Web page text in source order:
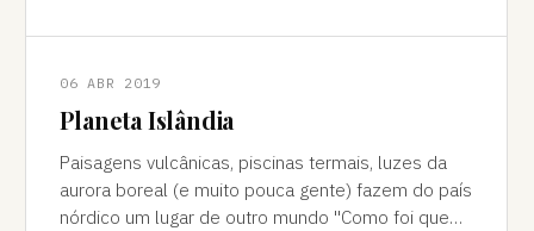
06 ABR 2019
Planeta Islândia
Paisagens vulcânicas, piscinas termais, luzes da
aurora boreal (e muito pouca gente) fazem do país
nórdico um lugar de outro mundo "Como foi que